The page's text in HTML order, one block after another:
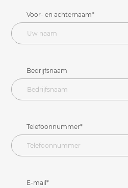
Voor- en achternaam*
Bedrijfsnaam
Telefoonnummer*
E-mail*